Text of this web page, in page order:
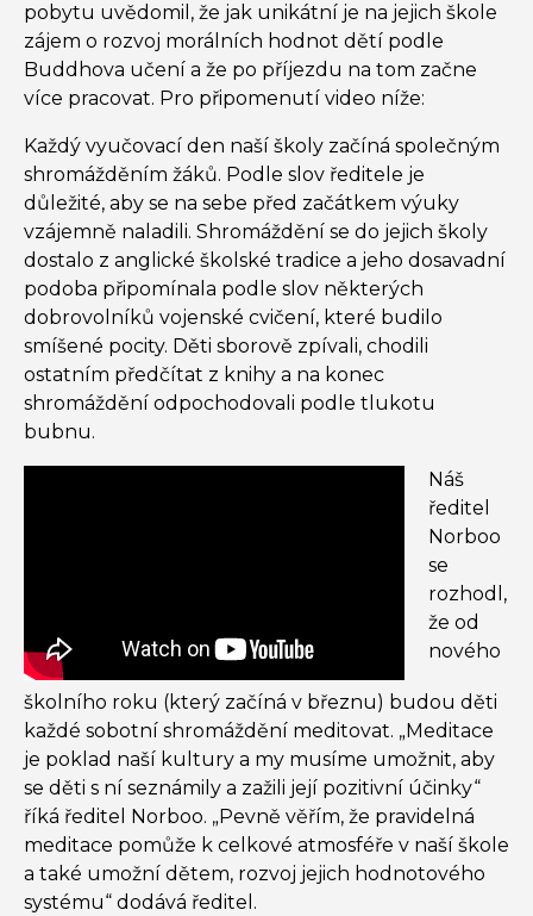
pobytu uvědomil, že jak unikátní je na jejich škole
zájem o rozvoj morálních hodnot dětí podle
Buddhova učení a že po příjezdu na tom začne
více pracovat. Pro připomenutí video níže:
Každý vyučovací den naší školy začíná společným
shromážděním žáků. Podle slov ředitele je
důležité, aby se na sebe před začátkem výuky
vzájemně naladili. Shromáždění se do jejich školy
dostalo z anglické školské tradice a jeho dosavadní
podoba připomínala podle slov některých
dobrovolníků vojenské cvičení, které budilo
smíšené pocity. Děti sborově zpívali, chodili
ostatním předčítat z knihy a na konec
shromáždění odpochodovali podle tlukotu
bubnu.
Náš
ředitel
Norboo
se
rozhodl,
že od
nového
školního roku (který začíná v březnu) budou děti
každé sobotní shromáždění meditovat. „Meditace
je poklad naší kultury a my musíme umožnit, aby
se děti s ní seznámily a zažili její pozitivní účinky“
říká ředitel Norboo. „Pevně věřím, že pravidelná
meditace pomůže k celkové atmosféře v naší škole
a také umožní dětem, rozvoj jejich hodnotového
systému“ dodává ředitel.